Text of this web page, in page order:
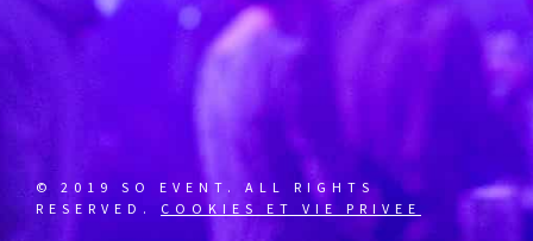
© 2019 SO EVENT. ALL RIGHTS
RESERVED. COOKIES ET VIE PRIVEE